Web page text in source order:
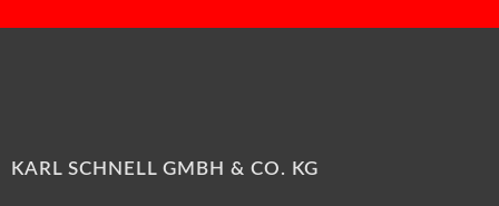
KARL SCHNELL GMBH & CO. KG